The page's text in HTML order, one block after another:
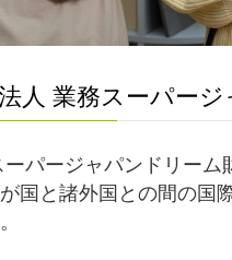
法人 業務スーパー
パージャパンドリー
国と諸外国との間の国